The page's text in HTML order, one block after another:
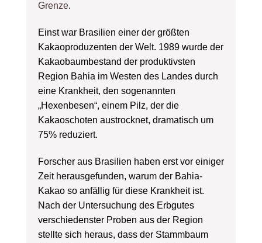
Grenze.
Einst war Brasilien einer der größten
Kakaoproduzenten der Welt. 1989 wurde der
Kakaobaumbestand der produktivsten
Region Bahia im Westen des Landes durch
eine Krankheit, den sogenannten
„Hexenbesen“, einem Pilz, der die
Kakaoschoten austrocknet, dramatisch um
75% reduziert.
Forscher aus Brasilien haben erst vor einiger
Zeit herausgefunden, warum der Bahia-
Kakao so anfällig für diese Krankheit ist.
Nach der Untersuchung des Erbgutes
verschiedenster Proben aus der Region
stellte sich heraus, dass der Stammbaum